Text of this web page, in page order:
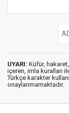
UYARI: Küfür,
içeren, imla kuralları
Türkçe karakter
onaylanmamaktadır.